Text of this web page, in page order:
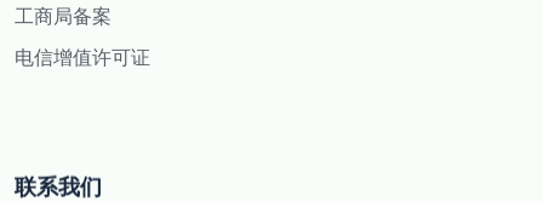
工商局备案
电信增值许可证
联系我们